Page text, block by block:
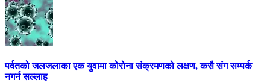
पर्वतको जलजलाका एक युवामा कोरोना संक्रमणको लक्षण, कसै संग सम्पर्क
नगर्न सल्लाह